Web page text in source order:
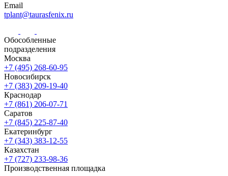
Email
tplant@taurasfenix.ru
Обособленные
подразделения
Москва
+7 (495) 268-60-95
Новосибирск
+7 (383) 209-19-40
Краснодар
+7 (861) 206-07-71
Саратов
+7 (845) 225-87-40
Екатеринбург
+7 (343) 383-12-55
Казахстан
+7 (727) 233-98-36
Производственная площадка